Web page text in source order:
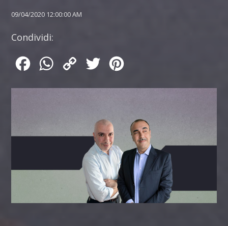
09/04/2020 12:00:00 AM
Condividi:
FacebookWhatsApp
Copy
Twitter